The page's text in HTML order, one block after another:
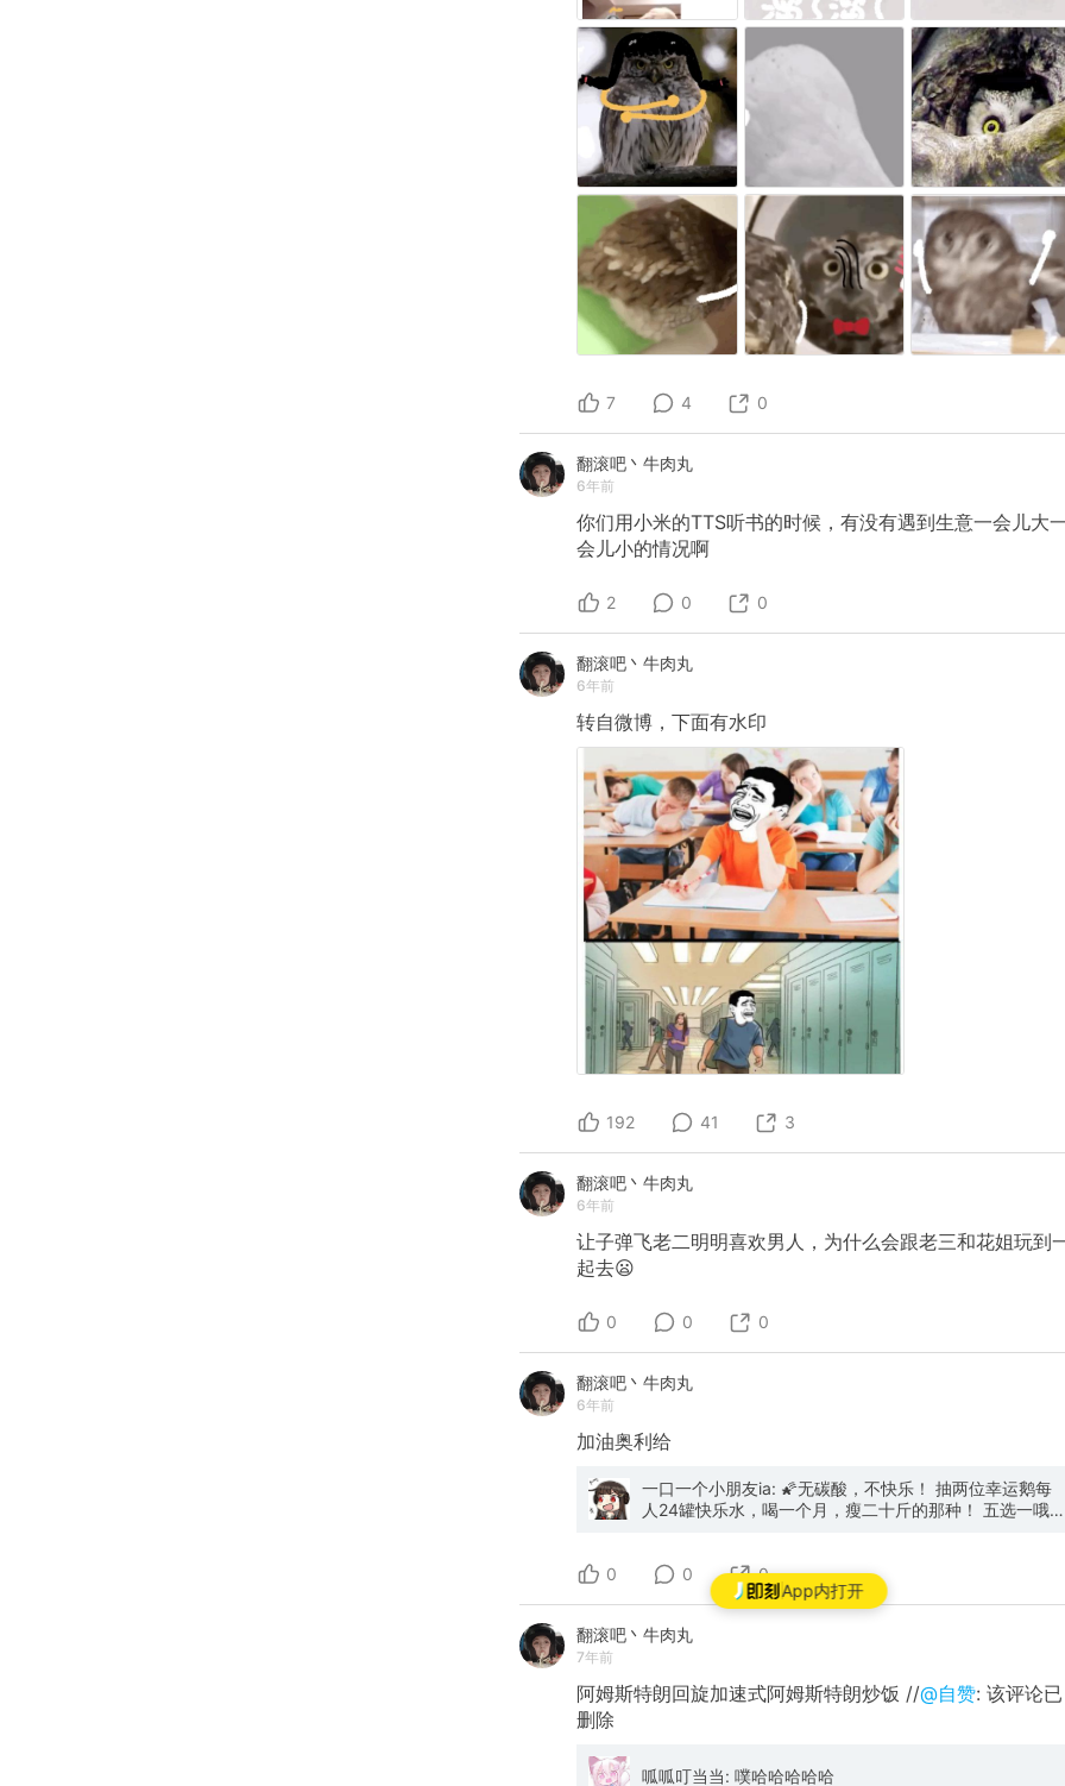
App内打开
7 4 0
翻滚吧丶牛肉丸
6年前
你们用小米的TTS听书的时候，有没有遇到生意一会儿大
会儿小的情况啊
2 0 0
翻滚吧丶牛肉丸
6年前
转自微博，下面有水印
192 41 3
翻滚吧丶牛肉丸
6年前
让子弹飞老二明明喜欢男人，为什么会跟老三和花姐玩到
起去😦
0 0 0
翻滚吧丶牛肉丸
6年前
加油奥利给
一口一个小朋友ia: 🌠无碳酸，不快乐！ 抽两位幸运鹅每
人24罐快乐水，喝一个月，瘦二十斤的那种！ 五选一哦，
0
0 0
翻滚吧丶牛肉丸
7年前
阿姆斯特朗回旋加速式阿姆斯特朗炒饭 //@自赞: 该评论已
删除
呱呱叮当当: 噗哈哈哈哈哈